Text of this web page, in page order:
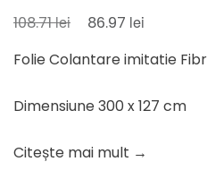
108.71lei
Prețul
a
fost:
86.97 lei
este:
86.97 lei.
Folie Colantare imitatie
Dimensiune 300 x 127 cm
Citește mai mult →